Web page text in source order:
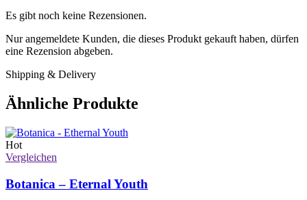
Es gibt noch keine Rezensionen.
Nur angemeldete Kunden, die dieses Produkt gekauft haben, dürfen
eine Rezension abgeben.
Shipping & Delivery
Ähnliche Produkte
Hot
Vergleichen
Botanica – Eternal Youth